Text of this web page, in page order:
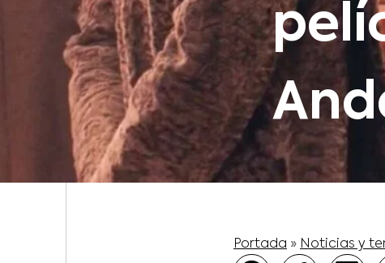
Portada » Noticias y